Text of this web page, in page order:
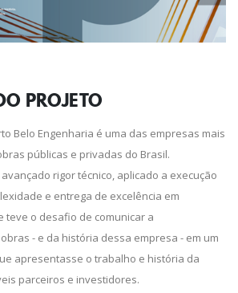
PROJETO
Belo Engenharia é uma das empresas mais
públicas e privadas do Brasil.
rigor técnico, aplicado a execução
e entrega de excelência em
teve o desafio de comunicar a
- e da história dessa empresa - em um
apresentasse o trabalho e história da
parceiros e investidores.